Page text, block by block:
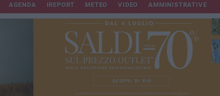
AGENDA IREPORT METEO VIDEO AMMINISTRATIVE